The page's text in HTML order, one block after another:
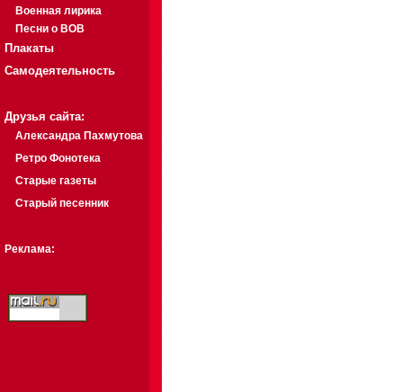
Военная лирика
Песни о ВОВ
Плакаты
Самодеятельность
Друзья сайта:
Александра Пахмутова
Ретро Фонотека
Старые газеты
Старый песенник
Реклама: